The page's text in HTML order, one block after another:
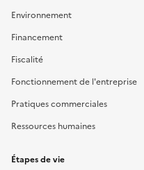
Environnement
Financement
Fiscalité
Fonctionnement de l'entreprise
Pratiques commerciales
Ressources humaines
Étapes de vie